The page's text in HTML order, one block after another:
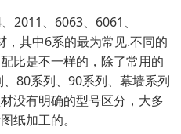
2011、6063、6061、
其中6系的最为常见.不同的
比是不一样的，除了常用的
80系列、90系列、幕墙系列
没有明确的型号区分，大多
纸加工的。